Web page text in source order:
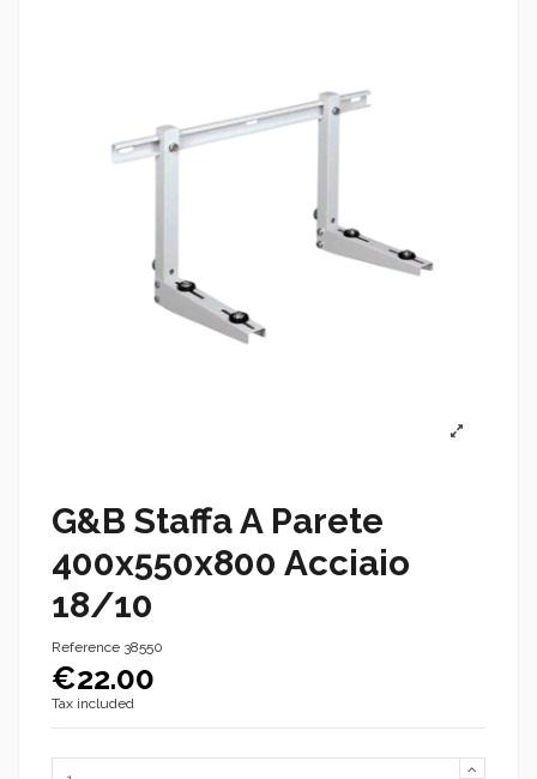
G&B Staffa A Parete
400x550x800 Acciaio
18/10
Reference 38550
€22.00
Tax included